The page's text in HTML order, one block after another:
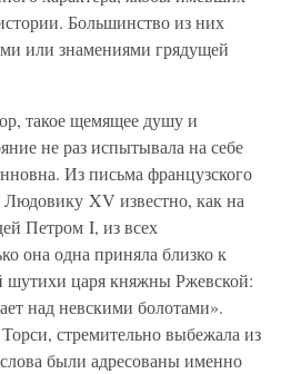
Большинство из них
или знамениями грядущей
такое щемящее душу и
не раз испытывала на себе
Из письма французского
Людовику XV известно, как на
Петром I, из всех
она одна приняла близко к
шутихи царя княжны Ржевской:
над невскими болотами».
стремительно выбежала из
были адресованы именно